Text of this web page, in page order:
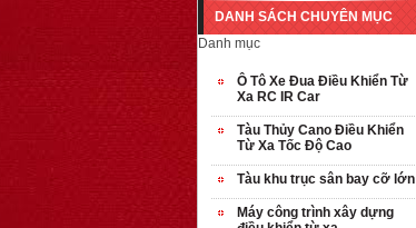
DANH SÁCH CHUYÊN MỤC
Danh mục
Ô Tô Xe Đua Điều Khiển Từ
Xa RC IR Car
Tàu Thủy Cano Điều Khiển
Từ Xa Tốc Độ Cao
Tàu khu trục sân bay cỡ lớn
Máy công trình xây dựng